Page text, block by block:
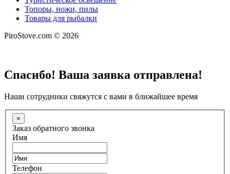
Топоры, ножи, пилы
Товары для рыбалки
PiroStove.com © 2026
Спасибо! Ваша заявка отправлена!
Наши сотрудники свяжутся с вами в ближайшее время
×
Заказ обратного звонка
Имя
Телефон